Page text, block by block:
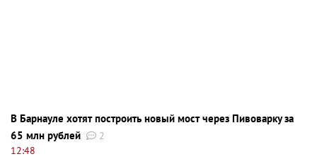
В Барнауле хотят построить новый мост через Пивоварку за
65 млн рублей
2
12:48